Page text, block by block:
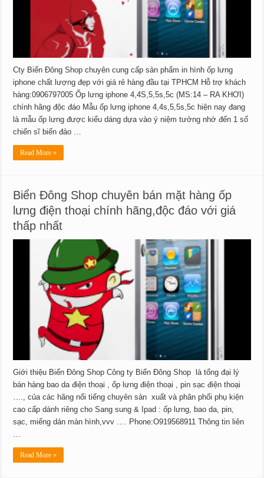
Cty Biển Đông Shop chuyên cung cấp sản phẩm in hình ốp lưng
iphone chất lượng đẹp với giá rẻ hàng đầu tại TPHCM Hỗ trợ khách
hàng:0906797005 Ốp lưng iphone 4,4S,5,5s,5c (MS:14 – RA KHƠI)
chính hãng độc đáo Mẫu ốp lưng iphone 4,4s,5,5s,5c hiện nay đang
là mẫu ốp lưng được kiểu dáng dựa vào ý niệm tưởng nhớ đến 1 số
chiến sĩ biển đảo …
Read More »
Biển Đông Shop chuyên bán mặt hàng ốp
lưng điện thoại chính hãng,độc đáo với giá
thấp nhất
Giới thiệu Biển Đông Shop Công ty Biển Đông Shop là tổng đại lý
bán hàng bao da điện thoại , ốp lưng điện thoại , pin sạc điện thoại
…., của các hãng nổi tiếng chuyên sản xuất và phân phối phụ kiện
cao cấp dành riêng cho Sang sung & Ipad : ốp lưng, bao da, pin,
sạc, miếng dán màn hình,vvv …. Phone:O919568911 Thông tin liên
Read More »